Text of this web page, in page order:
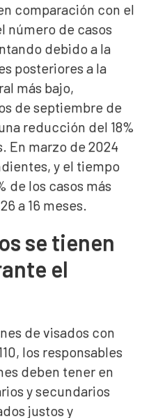
comparación con el
número de casos
debido a la
posteriores a la
más bajo,
de septiembre de
reducción del 18%
En marzo de 2024
y el tiempo
de los casos más
a 16 meses.
se tienen
el
de visados con
los responsables
deben tener en
y secundarios
justos y